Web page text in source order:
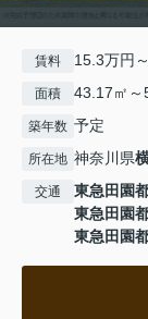
賃料 15.3万円
面積 43.17㎡～
築年数 予定
所在地 神奈川県
交通 東急田園
東急田園
東急田園